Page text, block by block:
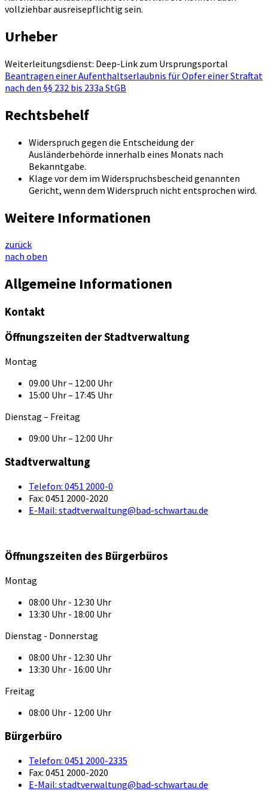
vollziehbar ausreisepflichtig sein.
Urheber
Weiterleitungsdienst: Deep-Link zum Ursprungsportal
Beantragen einer Aufenthaltserlaubnis für Opfer einer Straftat
nach den §§ 232 bis 233a StGB
Rechtsbehelf
Widerspruch gegen die Entscheidung der
Ausländerbehörde innerhalb eines Monats nach
Bekanntgabe.
Klage vor dem im Widerspruchsbescheid genannten
Gericht, wenn dem Widerspruch nicht entsprochen wird.
Weitere Informationen
zurück
nach oben
Allgemeine Informationen
Kontakt
Öffnungszeiten der Stadtverwaltung
Montag
09.00 Uhr – 12:00 Uhr
15:00 Uhr – 17:45 Uhr
Dienstag – Freitag
09:00 Uhr – 12:00 Uhr
Stadtverwaltung
Telefon: 0451 2000-0
Fax: 0451 2000-2020
E-Mail: stadtverwaltung@bad-schwartau.de
Öffnungszeiten des Bürgerbüros
Montag
08:00 Uhr - 12:30 Uhr
13:30 Uhr - 18:00 Uhr
Dienstag - Donnerstag
08:00 Uhr - 12:30 Uhr
13:30 Uhr - 16:00 Uhr
Freitag
08:00 Uhr - 12:00 Uhr
Bürgerbüro
Telefon: 0451 2000-2335
Fax: 0451 2000-2020
E-Mail: stadtverwaltung@bad-schwartau.de